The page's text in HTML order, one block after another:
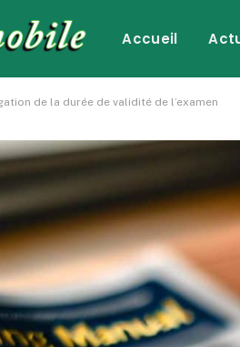
Accueil
de la durée de validité de l’examen